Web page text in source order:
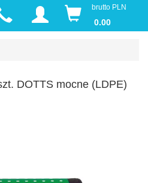
brutto PLN
0.00
DOTTS mocne (LDPE)